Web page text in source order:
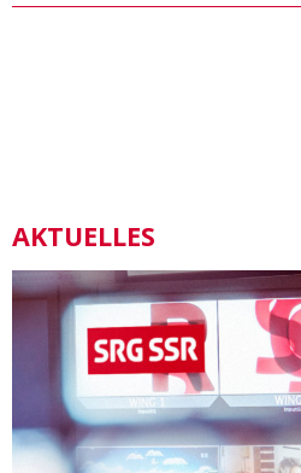
AKTUELLES